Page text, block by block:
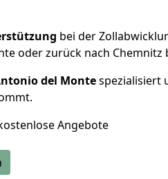
bei der
oder zurück nach
del Montespezialisiert
Angebote